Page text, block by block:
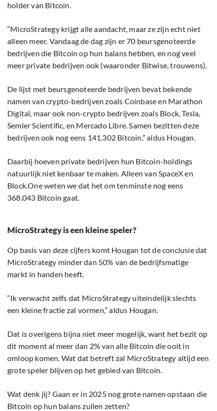
holder van Bitcoin.
“MicroStrategy krijgt alle aandacht, maar ze zijn echt niet
alleen meer. Vandaag de dag zijn er 70 beursgenoteerde
bedrijven die Bitcoin op hun balans hebben, en nog veel
meer private bedrijven ook (waaronder Bitwise, trouwens).
De lijst met beursgenoteerde bedrijven bevat bekende
namen van crypto-bedrijven zoals Coinbase en Marathon
Digital, maar ook non-crypto bedrijven zoals Block, Tesla,
Semler Scientific, en Mercado Libre. Samen bezitten deze
bedrijven ook nog eens 141.302 Bitcoin,” aldus Hougan.
Daarbij hoeven private bedrijven hun Bitcoin-holdings
natuurlijk niet kenbaar te maken. Alleen van SpaceX en
Block.One weten we dat het om tenminste nog eens
368.043 Bitcoin gaat.
MicroStrategy is een kleine speler?
Op basis van deze cijfers komt Hougan tot de conclusie dat
MicroStrategy minder dan 50% van de bedrijfsmatige
markt in handen heeft.
“Ik verwacht zelfs dat MicroStrategy uiteindelijk slechts
een kleine fractie zal vormen,” aldus Hougan.
Dat is overigens bijna niet meer mogelijk, want het bezit op
dit moment al meer dan 2% van alle Bitcoin die ooit in
omloop komen. Wat dat betreft zal MicroStrategy altijd een
grote speler blijven op het gebied van Bitcoin.
Wat denk jij? Gaan er in 2025 nog grote namen opstaan die
Bitcoin op hun balans zullen zetten?